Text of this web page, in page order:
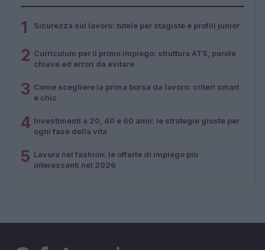
1 Sicurezza sul lavoro: tutele per stagiste e profili junior
2 Curriculum per il primo impiego: struttura ATS, parole
chiave ed errori da evitare
3 Come scegliere la prima borsa da lavoro: criteri smart
e chic
4 Investimenti a 20, 40 e 60 anni: le strategie giuste per
ogni fase della vita
5 Lavora nel fashion: le offerte di impiego più
interessanti nel 2026